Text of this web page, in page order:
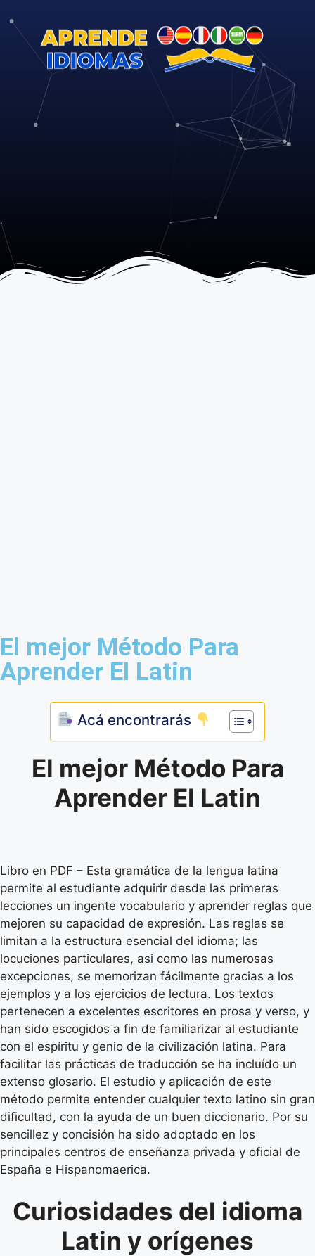
El mejor Método Para
Aprender El Latin
Acá encontrarás
El mejor Método Para
Aprender El Latin
Libro en PDF – Esta gramática de la lengua latina
permite al estudiante adquirir desde las primeras
lecciones un ingente vocabulario y aprender reglas que
mejoren su capacidad de expresión. Las reglas se
limitan a la estructura esencial del idioma; las
locuciones particulares, asi como las numerosas
excepciones, se memorizan fácilmente gracias a los
ejemplos y a los ejercicios de lectura. Los textos
pertenecen a excelentes escritores en prosa y verso, y
han sido escogidos a fin de familiarizar al estudiante
con el espíritu y genio de la civilización latina. Para
facilitar las prácticas de traducción se ha incluído un
extenso glosario. El estudio y aplicación de este
método permite entender cualquier texto latino sin gran
dificultad, con la ayuda de un buen diccionario. Por su
sencillez y concisión ha sido adoptado en los
principales centros de enseñanza privada y oficial de
España e Hispanomaerica.
Curiosidades del idioma
Latin y orígenes